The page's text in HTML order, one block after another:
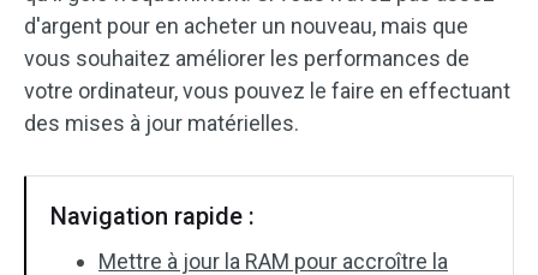
d'argent pour en acheter un nouveau, mais que
vous souhaitez améliorer les performances de
votre ordinateur, vous pouvez le faire en effectuant
des mises à jour matérielles.
Navigation rapide :
Mettre à jour la RAM pour accroître la